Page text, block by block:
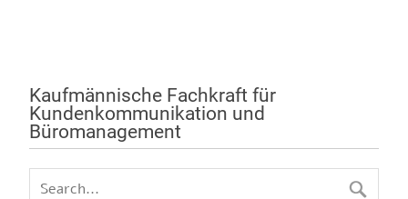
Kaufmännische Fachkraft für
Kundenkommunikation und
Büromanagement